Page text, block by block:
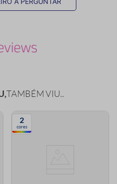
TAMBÉM VIU..
2
cores